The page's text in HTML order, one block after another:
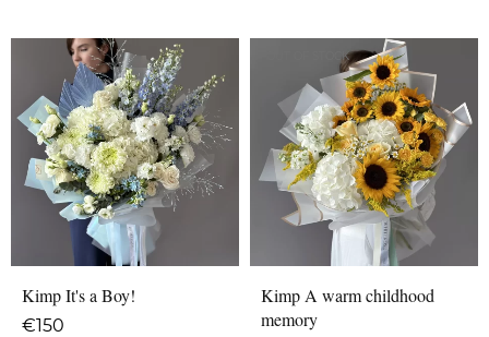
Kimp It's a Boy!
€150
OUT OF STOCK
Kimp A warm childhood
memory